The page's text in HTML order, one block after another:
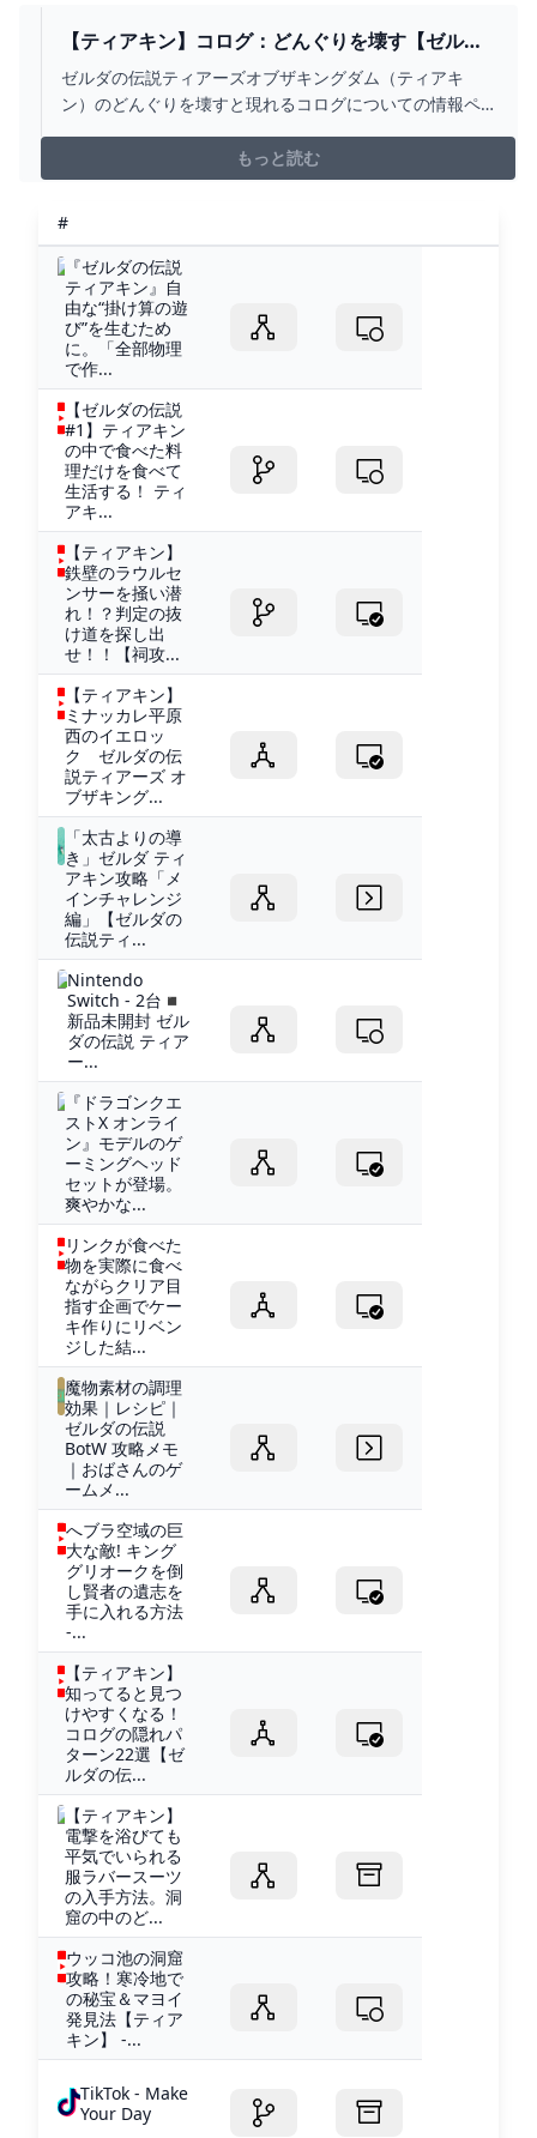
【ティアキン】コログ：どんぐりを壊す【ゼルダ
の伝説ティアーズオブザキングダム】 - ゲームラ
イン
ゼルダの伝説ティアーズオブザキングダム（ティアキ
ン）のどんぐりを壊すと現れるコログについての情報ペ
ぜひゼルダの伝説ティアーズオブザキングダム（TotK）
攻略の参考にしてください。
もっと読む
#
『ゼルダの伝説
ティアキン』自
由な“掛け算の遊
び”を生むため
に。「全部物理
で作...
【ゼルダの伝説
#1】ティアキン
の中で食べた料
理だけを食べて
生活する！ ティ
アキ...
【ティアキン】
鉄壁のラウルセ
ンサーを掻い潜
れ！？判定の抜
け道を探し出
せ！！【祠攻...
【ティアキン】
ミナッカレ平原
西のイエロッ
ク ゼルダの伝
説ティアーズ オ
ブザキング...
「太古よりの導
き」ゼルダ ティ
アキン攻略「メ
インチャレンジ
編」【ゼルダの
伝説ティ...
Nintendo
Switch - 2台◾️
新品未開封 ゼル
ダの伝説 ティア
ー...
『ドラゴンクエ
ストX オンライ
ン』モデルのゲ
ーミングヘッド
セットが登場。
爽やかな...
リンクが食べた
物を実際に食べ
ながらクリア目
指す企画でケー
キ作りにリベン
ジした結...
魔物素材の調理
効果｜レシピ｜
ゼルダの伝説
BotW 攻略メモ
｜おばさんのゲ
ームメ...
へブラ空域の巨
大な敵! キング
グリオークを倒
し賢者の遺志を
手に入れる方法
-...
【ティアキン】
知ってると見つ
けやすくなる！
コログの隠れパ
ターン22選【ゼ
ルダの伝...
【ティアキン】
電撃を浴びても
平気でいられる
服ラバースーツ
の入手方法。洞
窟の中のど...
ウッコ池の洞窟
攻略！寒冷地で
の秘宝＆マヨイ
発見法【ティア
キン】 -...
TikTok - Make
Your Day